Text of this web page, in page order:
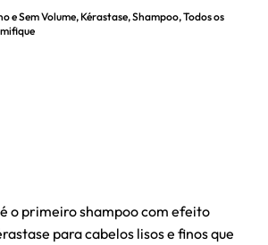
e Sem Volume,Kérastase,Shampoo,Todos os
o primeiro shampoo com efeito
para cabelos lisos e finos que